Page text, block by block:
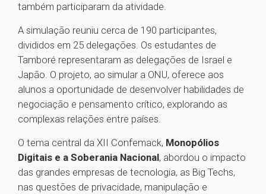
também participaram da atividade.
A simulação reuniu cerca de 190 participantes,
divididos em 25 delegações. Os estudantes de
Tamboré representaram as delegações de Israel e
Japão. O projeto, ao simular a ONU, oferece aos
alunos a oportunidade de desenvolver habilidades de
negociação e pensamento crítico, explorando as
complexas relações entre países.
O tema central da XII Confemack, Monopólios
Digitais e a Soberania Nacional, abordou o impacto
das grandes empresas de tecnologia, as Big Techs,
nas questões de privacidade, manipulação e